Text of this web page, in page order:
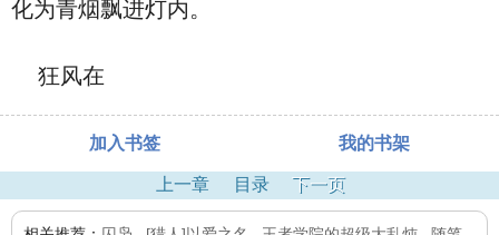
化为青烟飘进灯内。
狂风在
加入书签 我的书架
上一章 目录 下一页